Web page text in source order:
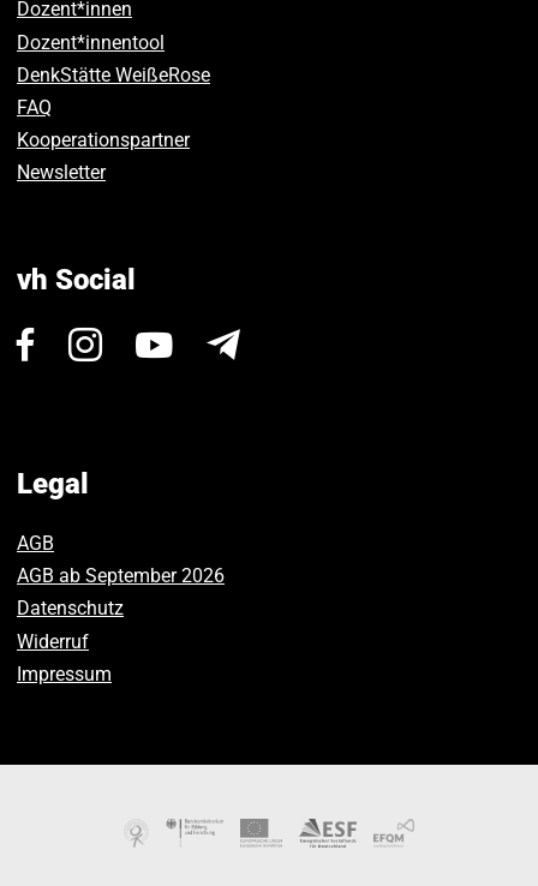
Dozent*innen
Dozent*innentool
DenkStätte WeißeRose
FAQ
Kooperationspartner
Newsletter
vh Social
Visit Visit
Visit
Legal
AGB
AGB ab September 2026
Datenschutz
Widerruf
Impressum